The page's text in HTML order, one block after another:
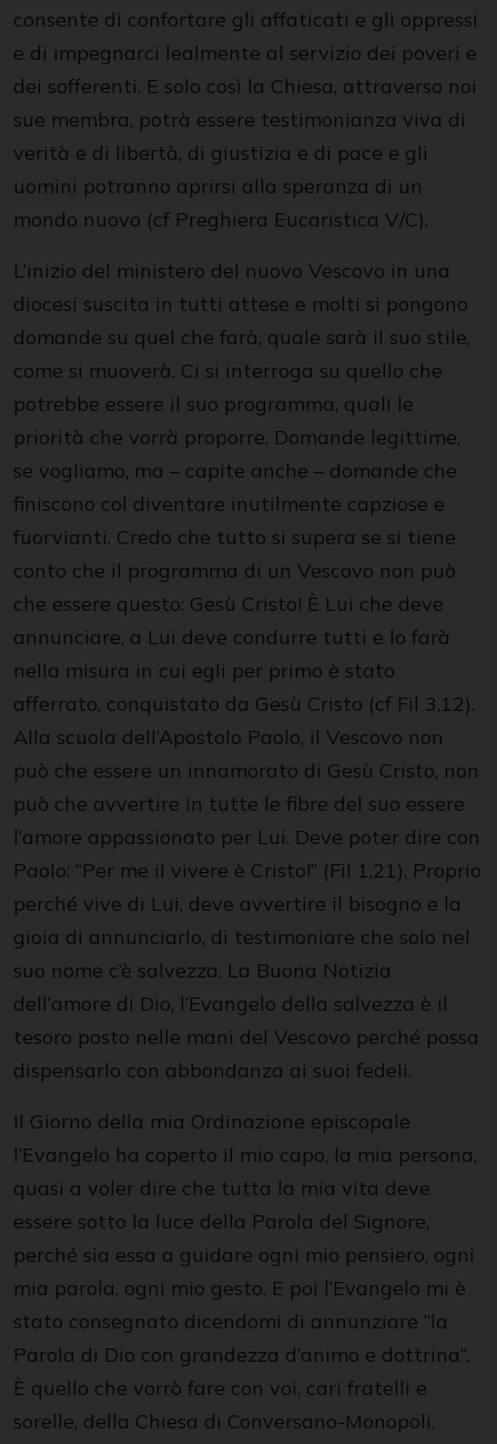
consente di confortare gli affaticati e gli oppressi
e di impegnarci lealmente al servizio dei poveri e
dei sofferenti. E solo così la Chiesa, attraverso noi
sue membra, potrà essere testimonianza viva di
verità e di libertà, di giustizia e di pace e gli
uomini potranno aprirsi alla speranza di un
mondo nuovo (cf Preghiera Eucaristica V/C).
L’inizio del ministero del nuovo Vescovo in una
diocesi suscita in tutti attese e molti si pongono
domande su quel che farà, quale sarà il suo stile,
come si muoverà. Ci si interroga su quello che
potrebbe essere il suo programma, quali le
priorità che vorrà proporre. Domande legittime,
se vogliamo, ma – capite anche – domande che
finiscono col diventare inutilmente capziose e
fuorvianti. Credo che tutto si supera se si tiene
conto che il programma di un Vescovo non può
che essere questo: Gesù Cristo! È Lui che deve
annunciare, a Lui deve condurre tutti e lo farà
nella misura in cui egli per primo è stato
afferrato, conquistato da Gesù Cristo (cf Fil 3,12).
Alla scuola dell’Apostolo Paolo, il Vescovo non
può che essere un innamorato di Gesù Cristo, non
può che avvertire in tutte le fibre del suo essere
l’amore appassionato per Lui. Deve poter dire con
Paolo: “Per me il vivere è Cristo!” (Fil 1,21). Proprio
perché vive di Lui, deve avvertire il bisogno e la
gioia di annunciarlo, di testimoniare che solo nel
suo nome c’è salvezza. La Buona Notizia
dell’amore di Dio, l’Evangelo della salvezza è il
tesoro posto nelle mani del Vescovo perché possa
dispensarlo con abbondanza ai suoi fedeli.
Il Giorno della mia Ordinazione episcopale
l’Evangelo ha coperto il mio capo, la mia persona,
quasi a voler dire che tutta la mia vita deve
essere sotto la luce della Parola del Signore,
perché sia essa a guidare ogni mio pensiero, ogni
mia parola, ogni mio gesto. E poi l’Evangelo mi è
stato consegnato dicendomi di annunziare “la
Parola di Dio con grandezza d’animo e dottrina”.
È quello che vorrò fare con voi, cari fratelli e
sorelle, della Chiesa di Conversano-Monopoli.